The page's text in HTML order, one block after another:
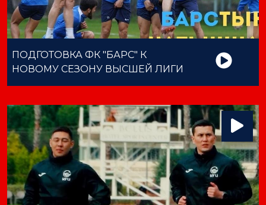
ПОДГОТОВКА ФК "БАРС" К
НОВОМУ СЕЗОНУ ВЫСШЕЙ ЛИГИ